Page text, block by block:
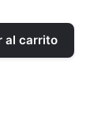
al carrito